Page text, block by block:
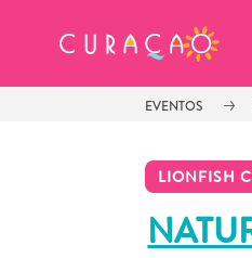
EVENTOS
LIONFISH
MEUS FAVORITOS